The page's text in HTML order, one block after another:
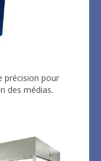
précision pour
des médias.